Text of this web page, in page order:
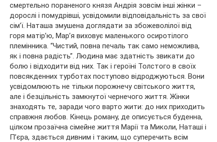
смертельно пораненого князя Андрія зовсім інші жінки –
дорослі і помудрівші, усвідомили відповідальність за свої
сім’ї. Наташа змушена доглядати за збожеволілої від
горя матір’ю, Мар’я виховує маленького осиротілого
племінника. “Чистий, повна печаль так само неможлива,
як і повна радість”. Людина має здатність звикати до
болю і відходити від них. Так і героїні Толстого в своїх
повсякденних турботах поступово відроджуються. Вони
усвідомлюють не тільки порожнечу світського життя,
але і безцільність замкнутої чернечого життя. Жінки
знаходять те, заради чого варто жити: до них приходить
справжня любов. Кінець роману, де описується буденна,
цілком прозаїчна сімейне життя Марії та Миколи, Наташі і
П’єра, здається дивним і таким, що суперечить всім